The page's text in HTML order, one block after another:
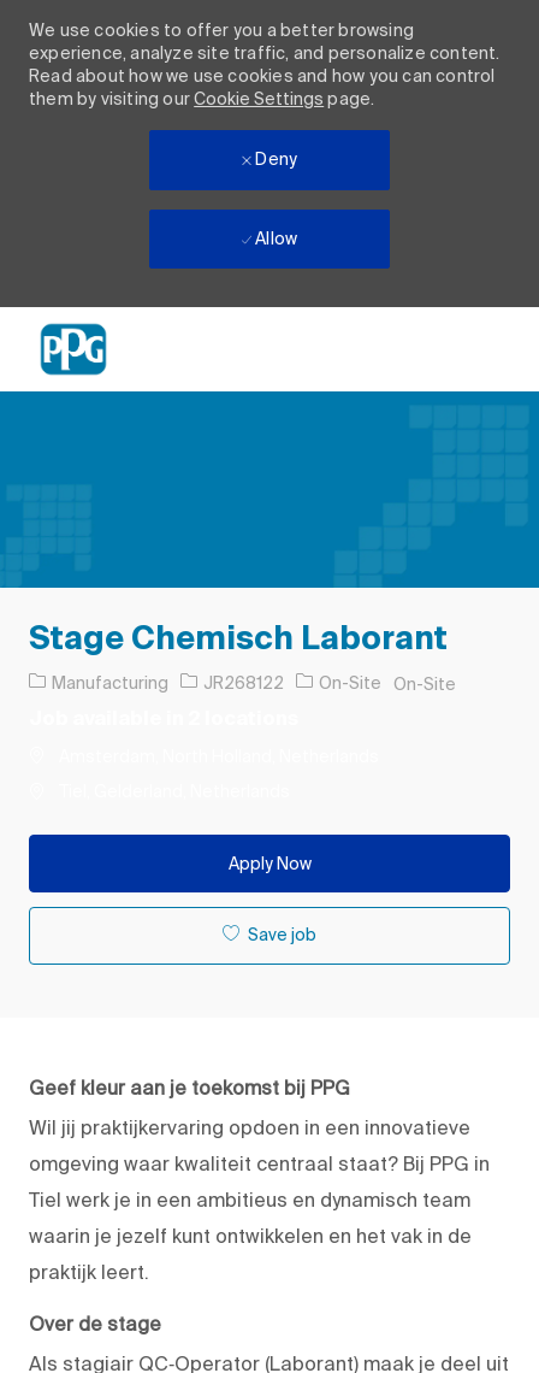
We use cookies to offer you a better browsing
experience, analyze site traffic, and personalize content.
Read about how we use cookies and how you can control
them by visiting ourCookie Settings page.
Deny
Allow
Stage Chemisch Laborant
Category
Manufacturing Job Id
JR268122 On-Site
On-Site
Apply Now
Save job
Geef kleur aan je toekomst bij PPG
Wil jij praktijkervaring opdoen in een innovatieve
omgeving waar kwaliteit centraal staat? Bij PPG in
Tiel werk je in een ambitieus en dynamisch team
waarin je jezelf kunt ontwikkelen en het vak in de
praktijk leert.
Over de stage
Als stagiair QC‑Operator (Laborant) maak je deel uit